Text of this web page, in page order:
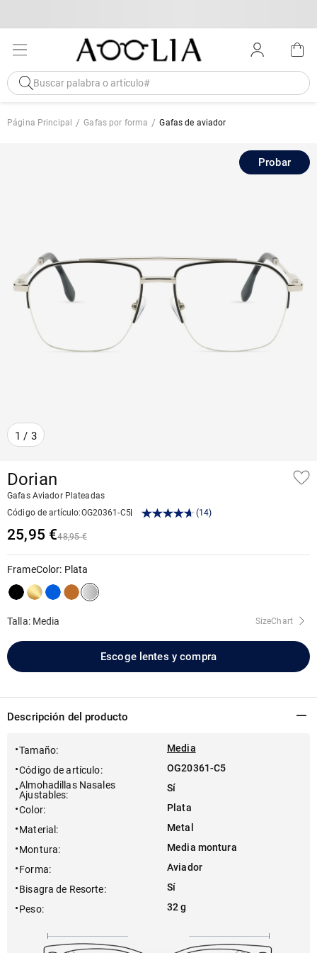
Página Principal Gafas por forma Gafas de aviador
1 / 3
Probar
Dorian
Gafas Aviador Plateadas
Código de artículo:OG20361-C5 (14)
25,95 €48,95 €
FrameColor: Plata
Talla: Media SizeChart
Escoge lentes y compra
Descripción del producto
Tamaño:
Media
Código de artículo:
OG20361-C5
Almohadillas Nasales
Ajustables:
Sí
Color:
Plata
Material :
Metal
Montura:
Media montura
Forma:
Aviador
Bisagra de Resorte:
Sí
Peso: 32 g